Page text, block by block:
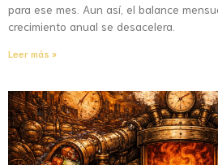
para ese mes. Aun así, el balance
crecimiento anual se desacelera.
Leer más »